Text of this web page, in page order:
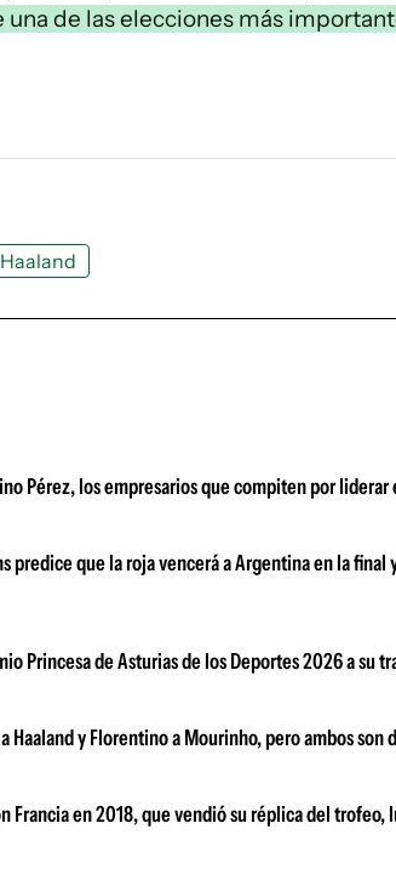
una de las elecciones más
Haaland
Pérez, los empresarios que compiten por liderar
predice que la roja vencerá a Argentina en la final
Princesa de Asturias de los Deportes 2026 a su
y Florentino a Mourinho, pero ambos son
Francia en 2018, que vendió su réplica del trofeo,